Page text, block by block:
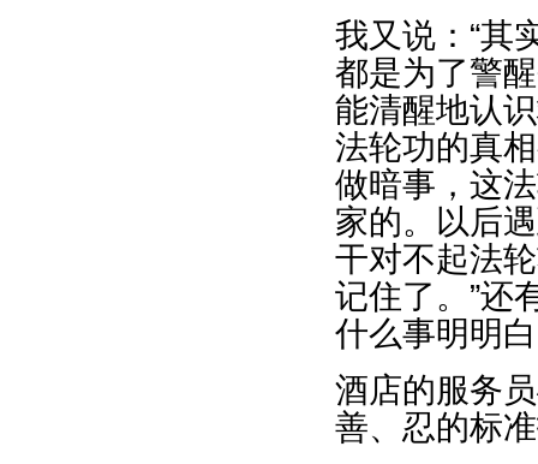
我又说：“其
都是为了警
能清醒地认
法轮功的真
做暗事，这
家的。以后
干对不起法
记住了。”还
什么事明明
酒店的服务
善、忍的标